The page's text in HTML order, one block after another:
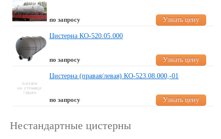
по запросу Узнать цену
Цистерна КО-520.05.000
по запросу Узнать цену
Цистерна (правая/левая) КО-523.08.000,-01
по запросу Узнать цену
Нестандартные цистерны